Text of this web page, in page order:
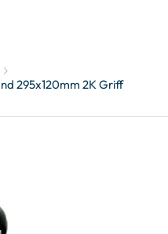
295x120mm 2K Griff